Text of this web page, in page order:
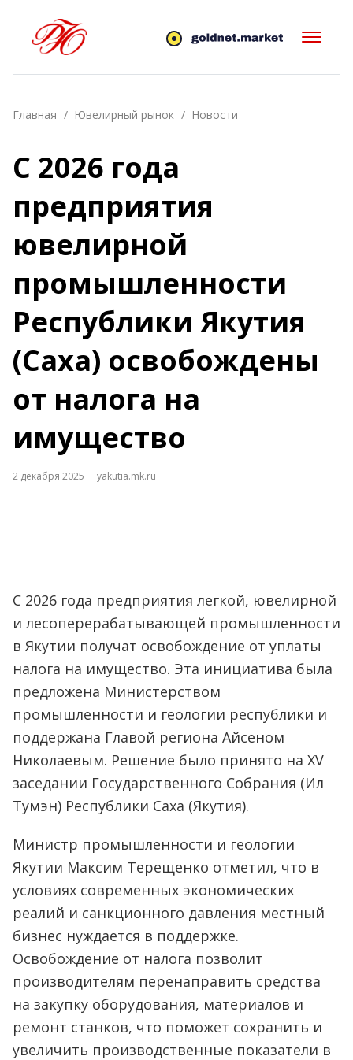
Главная Ювелирный рынок Новости
С 2026 года
предприятия
ювелирной
промышленности
Республики Якутия
(Саха) освобождены
от налога на
имущество
2 декабря 2025 yakutia.mk.ru
С 2026 года предприятия легкой, ювелирной
и лесоперерабатывающей промышленности
в Якутии получат освобождение от уплаты
налога на имущество. Эта инициатива была
предложена Министерством
промышленности и геологии республики и
поддержана Главой региона Айсеном
Николаевым. Решение было принято на XV
заседании Государственного Собрания (Ил
Тумэн) Республики Саха (Якутия).
Министр промышленности и геологии
Якутии Максим Терещенко отметил, что в
условиях современных экономических
реалий и санкционного давления местный
бизнес нуждается в поддержке.
Освобождение от налога позволит
производителям перенаправить средства
на закупку оборудования, материалов и
ремонт станков, что поможет сохранить и
увеличить производственные показатели в